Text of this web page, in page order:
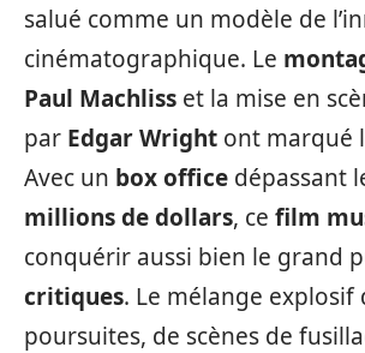
salué comme un modèle de
cinématographique. Le
Paul Machliss et la mise en
par Edgar Wright ont marqué
Avec un box office dépassant
millions de dollars, ce film
conquérir aussi bien le grand
critiques. Le mélange explosif
poursuites, de scènes de